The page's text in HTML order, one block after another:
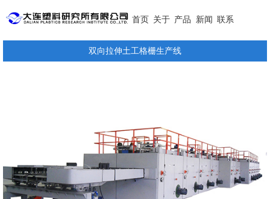
首页 关于 产品 新闻 联系
双向拉伸土工格栅生产线